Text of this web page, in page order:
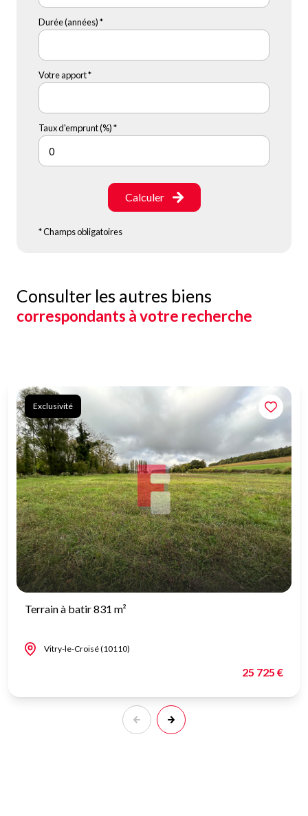
Durée (années) *
Votre apport *
Taux d'emprunt (%) *
Calculer
* Champs obligatoires
Consulter les autres biens
correspondants à votre recherche
Exclusivité
Terrain à batir 831 m²
Vitry-le-Croisé (10110)
25 725 €